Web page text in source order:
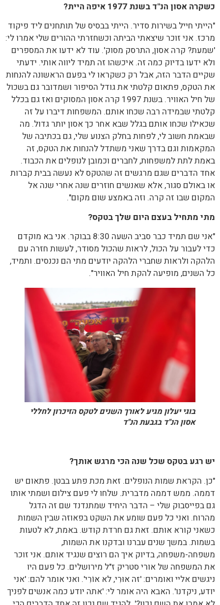
כשקרה אסון הנ"ד בשנת 1977 איפה היית?
"הייתי חייל בשירות סדיר. הייתי בבסיס של תותחנים ליד פיקוד
מרכז. אני זוכר שיצאתי הביתה וכשחזרתי ההורים שלי אמרו לי:
'שמעת? קרה אסון, התרסק מסוק'. עוד לא ידעו את המספרים
ולא ידעו בדיוק כמה זה. איכשהו זה תמיד ליווה אותי. ידעתי
שקיים הדבר הזה, אבל רק כשקראו לי בפעם הראשונה להנחות
את הטקס, פתאום קלטתי את גודל הסיפור ושמדובר גם בשכול
של חיל האוויר. בשנת 1997 קרה אסון המסוקים ואז גם בכלל
קלטתי שבמידה רבה שכחו אותם. המשפחות דיברו על זה
שכאילו שכחו אותם בגלל שבא אחר כך אסון יותר גדול. מה
שבאמת חשוב לי, לפחות בחלק הצנוע שלי, גם בכתיבה של
המקאמות וגם בדרך שאני משתדל להנחות את הטקס, זה
באמת לתת למשפחות, לחברים וכמובן לנופלים את הכבוד.
אחד הדברים שגם מרגשים זה שהטקס לא נעשה בבית קברות
או באולם סגור, אלא שאנשים חוזרים שנה אחרי שנה אל
המקום שבו זה קרה. וזה באמצע שום מקום".
מתי מתחיל בעצם היום שלך בטקס?
"אני שם תמיד כבר סביב השעה 8:30 בבוקר. אני בא מוקדם
כדי לעבור על הכול, לראות שהכול מסודר, לעשות חזרה עם
הלהקה ולראות שחברי הלהקה יודעים מתי הם נכנסים. ותמיד,
כל השנים, מופיעה להקת חיל האוויר".
בוגי יעלון מגיע לאורך השנים לטקס הזיכרון לחללי
אסון הנ"ד בגבעת הנ"ד
יש רגע בטקס שכל שנה הכי מרגש אותך?
"כן. הקראת שמות הנופלים. זאת מכת פתע בבטן. פתאום יש
דממה. ממש דממה מדברית. שלחו לי פעם צילום ושמתי אותו
גם בפייסבוק שלי – הדבר היחיד שמתנדנד שם זה הדגל
מהרוח. ואני כל פעם שומע את השקט בפאוזה שבין השמות
כשאני קורא אותם. זאת גם חרדת קודש. באמת, לא לטעות
בשמות. במשך שנים עברנו ובדקנו את השמות,
משפחה-משפחה, בדיוק איך הם רוצים שנגיד אותם. אני זוכר
את המשפחה של אורי סטריק ז"ל מירושלים. כל פעם היו
ניגשים אליי ואומרים: 'זה אוּרִי, לא אוֹרִי'. ואני אומר להם: 'אני
יודע, ניקדנו'. האבא היה אומר לי: 'אתה יודע כמה אנשים לפניך